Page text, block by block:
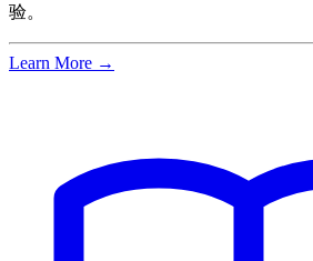
验。
Learn More →